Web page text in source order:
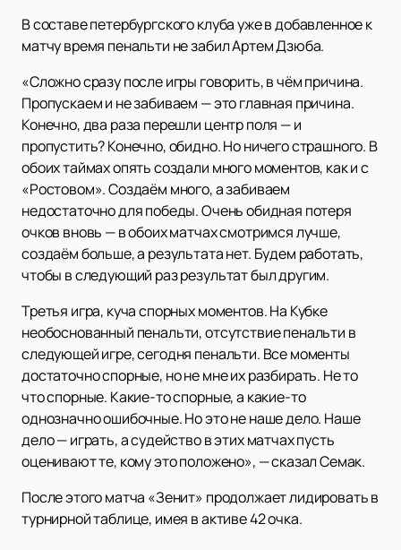
В составе петербургского клуба уже в добавленное к
матчу время пенальти не забил Артем Дзюба.
«Сложно сразу после игры говорить, в чём причина.
Пропускаем и не забиваем — это главная причина.
Конечно, два раза перешли центр поля — и
пропустить? Конечно, обидно. Но ничего страшного. В
обоих таймах опять создали много моментов, как и с
«Ростовом». Создаём много, а забиваем
недостаточно для победы. Очень обидная потеря
очков вновь — в обоих матчах смотримся лучше,
создаём больше, а результата нет. Будем работать,
чтобы в следующий раз результат был другим.
Третья игра, куча спорных моментов. На Кубке
необоснованный пенальти, отсутствие пенальти в
следующей игре, сегодня пенальти. Все моменты
достаточно спорные, но не мне их разбирать. Не то
что спорные. Какие-то спорные, а какие-то
однозначно ошибочные. Но это не наше дело. Наше
дело — играть, а судейство в этих матчах пусть
оценивают те, кому это положено», — сказал Семак.
После этого матча «Зенит» продолжает лидировать в
турнирной таблице, имея в активе 42 очка.